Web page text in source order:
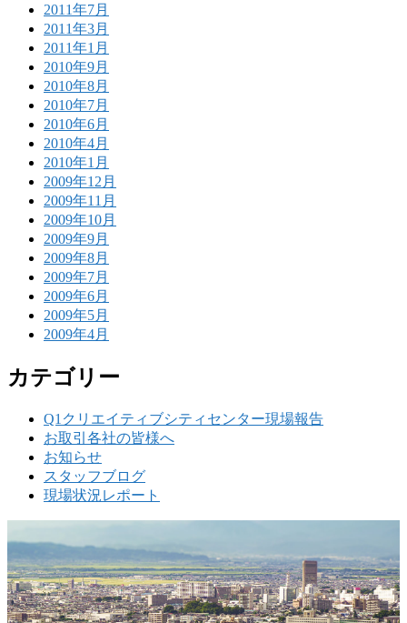
2011年7月
2011年3月
2011年1月
2010年9月
2010年8月
2010年7月
2010年6月
2010年4月
2010年1月
2009年12月
2009年11月
2009年10月
2009年9月
2009年8月
2009年7月
2009年6月
2009年5月
2009年4月
カテゴリー
Q1クリエイティブシティセンター現場報告
お取引各社の皆様へ
お知らせ
スタッフブログ
現場状況レポート
の歴史ある実績・建設技術と、旧カネフジハウス